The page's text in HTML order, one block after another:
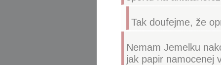
Tak doufejme, že
Nemam Jemelku
jak papir namocenej